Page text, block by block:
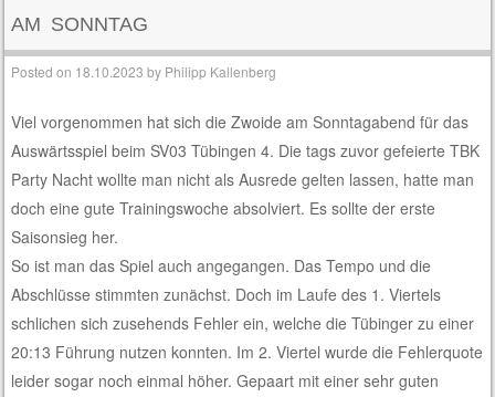
AM SONNTAG
Posted on 18.10.2023 by Philipp Kallenberg
Viel vorgenommen hat sich die Zwoide am Sonntagabend für das
Auswärtsspiel beim SV03 Tübingen 4. Die tags zuvor gefeierte TBK
Party Nacht wollte man nicht als Ausrede gelten lassen, hatte man
doch eine gute Trainingswoche absolviert. Es sollte der erste
Saisonsieg her.
So ist man das Spiel auch angegangen. Das Tempo und die
Abschlüsse stimmten zunächst. Doch im Laufe des 1. Viertels
schlichen sich zusehends Fehler ein, welche die Tübinger zu einer
20:13 Führung nutzen konnten. Im 2. Viertel wurde die Fehlerquote
leider sogar noch einmal höher. Gepaart mit einer sehr guten